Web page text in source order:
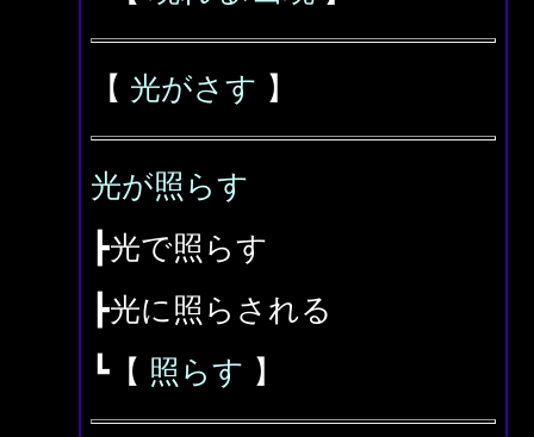
【 光がさす 】
光が照らす
┣光で照らす
┣光に照らされる
┗【 照らす 】